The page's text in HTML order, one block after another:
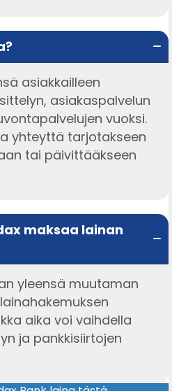
asiakkailleen
asiakaspalvelun
vuoksi.
yhteyttä tarjotakseen
tai päivittääkseen
maksaa lainan
yleensä muutaman
aika voi vaihdella
ja pankkisiirtojen